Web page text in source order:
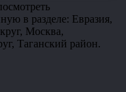
в разделе: Евразия,
Москва,
Таганский район.